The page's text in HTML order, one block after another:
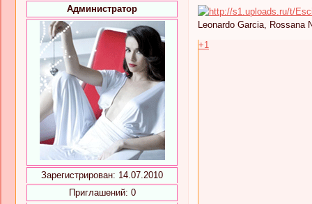
Администратор
Зарегистрирован: 14.07.2010
Приглашений: 0
Leonardo Garcia, Rossana
+1